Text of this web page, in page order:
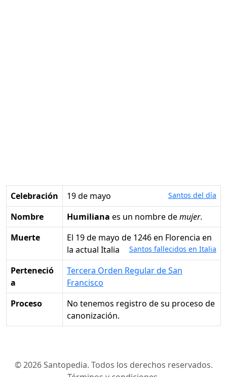
Celebración 19 de mayo Santos del día
Nombre Humiliana es un nombre demujer.
Muerte
el 19 de mayo de 1246 en Florencia en
la actual Italia
Santos fallecidos en Italia
Perteneció
a
Tercera Orden Regular de San
Francisco
Proceso
No tenemos registro de su proceso de
canonización.
© 2026 Santopedia. Todos los derechos reservados.